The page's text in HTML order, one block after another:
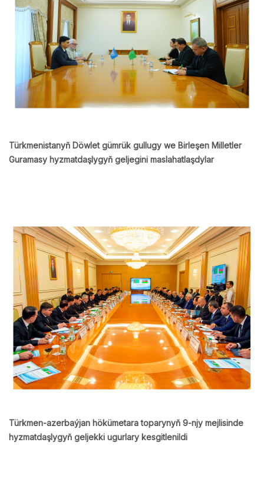
Türkmenistanyň Döwlet gümrük gullugy we Birleşen Milletler
Guramasy hyzmatdaşlygyň geljegini maslahatlaşdylar
Türkmen-azerbaýjan hökümetara toparynyň 9-njy mejlisinde
hyzmatdaşlygyň geljekki ugurlary kesgitlenildi